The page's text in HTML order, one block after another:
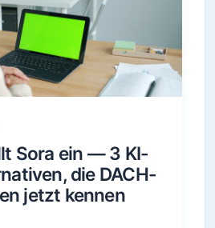
Sora ein — 3 KI-
die DACH-
jetzt kennen